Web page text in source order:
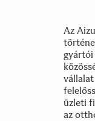
Az
üzleti
az